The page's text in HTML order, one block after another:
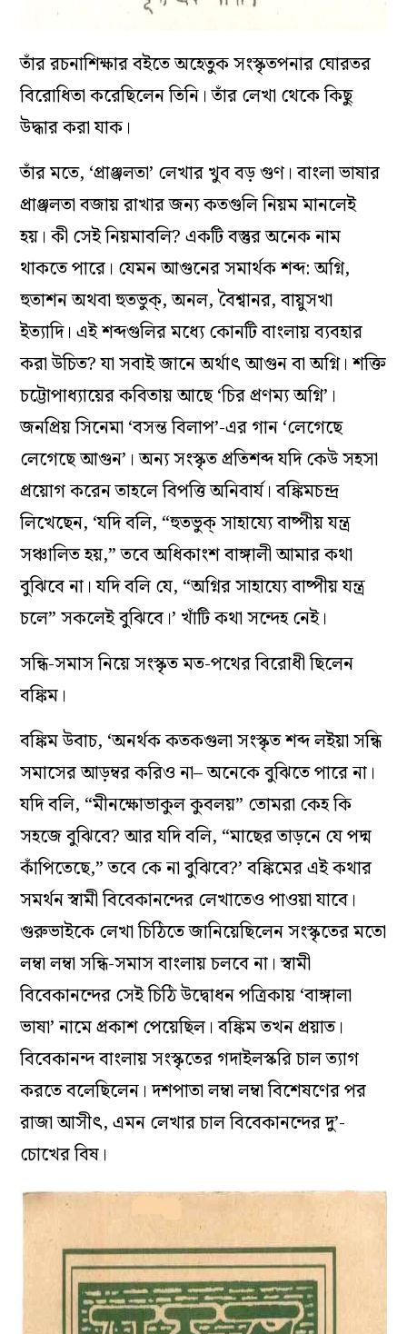
তাঁর রচনাশিক্ষার বইতে অহেতুক সংস্কৃতপনার ঘোরতর
বিরোধিতা করেছিলেন তিনি। তাঁর লেখা থেকে কিছু
উদ্ধার করা যাক।
তাঁর মতে, ‘প্রাঞ্জলতা’ লেখার খুব বড় গুণ। বাংলা ভাষার
প্রাঞ্জলতা বজায় রাখার জন্য কতগুলি নিয়ম মানলেই
হয়। কী সেই নিয়মাবলি? একটি বস্তুর অনেক নাম
থাকতে পারে। যেমন আগুনের সমার্থক শব্দ: অগ্নি,
হুতাশন অথবা হুতভুক্, অনল, বৈশ্বানর, বায়ুসখা
ইত্যাদি। এই শব্দগুলির মধ্যে কোনটি বাংলায় ব্যবহার
করা উচিত? যা সবাই জানে অর্থাৎ আগুন বা অগ্নি। শক্তি
চট্টোপাধ্যায়ের কবিতায় আছে ‘চির প্রণম্য অগ্নি’।
জনপ্রিয় সিনেমা ‘বসন্ত বিলাপ’-এর গান ‘লেগেছে
লেগেছে আগুন’। অন্য সংস্কৃত প্রতিশব্দ যদি কেউ সহসা
প্রয়োগ করেন তাহলে বিপত্তি অনিবার্য। বঙ্কিমচন্দ্র
লিখেছেন, ‘যদি বলি, “হুতভুক্ সাহায্যে বাষ্পীয় যন্ত্র
সঞ্চালিত হয়,” তবে অধিকাংশ বাঙ্গালী আমার কথা
বুঝিবে না। যদি বলি যে, “অগ্নির সাহায্যে বাষ্পীয় যন্ত্র
চলে” সকলেই বুঝিবে।’ খাঁটি কথা সন্দেহ নেই।
সন্ধি-সমাস নিয়ে সংস্কৃত মত-পথের বিরোধী ছিলেন
বঙ্কিম।
বঙ্কিম উবাচ, ‘অনর্থক কতকগুলা সংস্কৃত শব্দ লইয়া সন্ধি
সমাসের আড়ম্বর করিও না– অনেকে বুঝিতে পারে না।
যদি বলি, “মীনক্ষোভাকুল কুবলয়” তোমরা কেহ কি
সহজে বুঝিবে? আর যদি বলি, “মাছের তাড়নে যে পদ্ম
কাঁপিতেছে,” তবে কে না বুঝিবে?’ বঙ্কিমের এই কথার
সমর্থন স্বামী বিবেকানন্দের লেখাতেও পাওয়া যাবে।
গুরুভাইকে লেখা চিঠিতে জানিয়েছিলেন সংস্কৃতের মতো
লম্বা লম্বা সন্ধি-সমাস বাংলায় চলবে না। স্বামী
বিবেকানন্দের সেই চিঠি উদ্বোধন পত্রিকায় ‘বাঙ্গালা
ভাষা’ নামে প্রকাশ পেয়েছিল। বঙ্কিম তখন প্রয়াত।
বিবেকানন্দ বাংলায় সংস্কৃতের গদাইলস্করি চাল ত্যাগ
করতে বলেছিলেন। দশপাতা লম্বা লম্বা বিশেষণের পর
রাজা আসীৎ, এমন লেখার চাল বিবেকানন্দের দু’-
চোখের বিষ।